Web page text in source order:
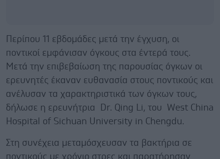
Περίπου 11 εβδομάδες μετά την έγχυση, οι
ποντικοί εμφάνισαν όγκους στα έντερά τους.
Μετά την επιβεβαίωση της παρουσίας όγκων οι
ερευνητές έκαναν ευθανασία στους ποντικούς και
ανέλυσαν τα χαρακτηριστικά των όγκων τους,
δήλωσε η ερευνήτρια Dr. Qing Li, του West China
Hospital of Sichuan University in Chengdu.
Στη συνέχεια μεταμόσχευσαν τα βακτήρια σε
ποντικούς με χρόνιο στρες και παρατήρησαν